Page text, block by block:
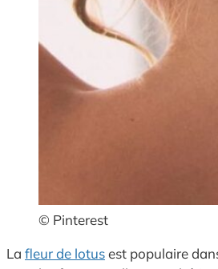
© Pinterest
La fleur de lotusest populaire